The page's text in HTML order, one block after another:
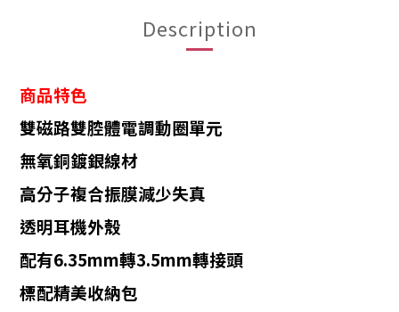
Description
商品特色
雙磁路雙腔體電調動圈單元
無氧銅鍍銀線材
高分子複合振膜減少失真
透明耳機外殼
配有6.35mm轉3.5mm轉接頭
標配精美收納包